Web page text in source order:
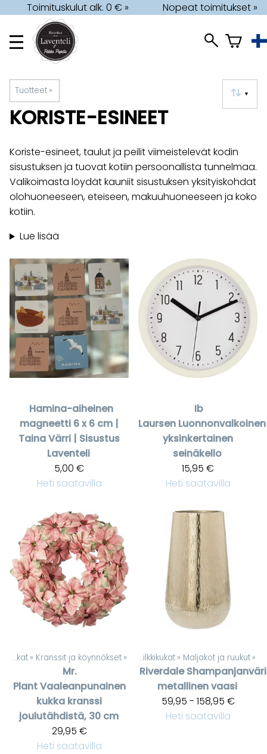
Toimituskulut alk. 0 € » Nopeat toimitukset »
Tuotteet ‪» ▼
KORISTE-ESINEET
Koriste-esineet, taulut ja peilit viimeistelevät kodin
sisustuksen ja tuovat kotiin persoonallista tunnelmaa.
Valikoimasta löydät kauniit sisustuksen yksityiskohdat
olohuoneeseen, eteiseen, makuuhuoneeseen ja koko
kotiin.
Lue lisää
Hamina-aiheinen
magneetti 6 x 6 cm |
Taina Värri | Sisustus
Laventeli
5,00 €
Heti saatavilla
Ib
Laursen Luonnonvalkoinen
yksinkertainen
seinäkello
15,95 €
Heti saatavilla
Silkkikukat ‪» Kranssit ja köynnökset ‪»
Mr.
PlantVaaleanpunainen
kukka kranssi
joulutähdistä, 30 cm
29,95 €
Heti saatavilla
Tuotteet Silkkikukat ‪» Maljakot ja ruukut ‪»
Riverdale
metallinen vaasi
59,95 - 158,95 €
Heti saatavilla